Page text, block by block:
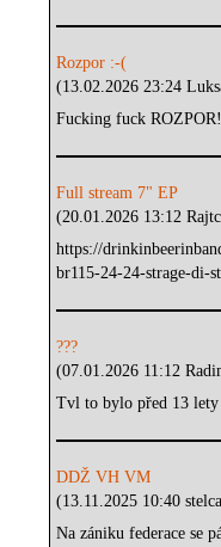
Rozpor :-(
(13.02.2026 23:24
Fucking fuck ROZPOR!
Full stream 7" EP
(20.01.2026 13:12
https://
br115-24-24-strage-di-
???
(07.01.2026 11:12
Tvl to bylo před 13
DDŽ VH VM
(13.11.2025 10:40
Na zániku federace se